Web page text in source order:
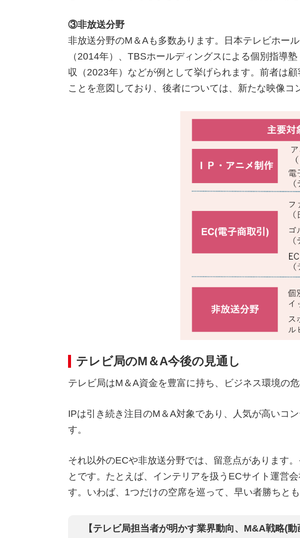
③非放送分野
非放送分野のM＆Aも多数あります。日本テレビホー
（2014年）、TBSホールディングスによる個別指導
収（2023年）などが例として挙げられます。前者は
ことを意図しており、後者については、新たな映像コ
テレビ局のM＆A今後の見通し
テレビ局はM＆A資金を豊富に持ち、ビジネス環境の
IPは引き続き注目のM＆A対象であり、人気が高いコ
す。
それ以外のECや非放送分野では、留意点があります
とです。たとえば、インテリアを扱うECサイト運営
す。いわば、1つだけの空席を巡って、早い者勝ちと
【テレビ局担当者が明かす業界動向、M&A戦略(動